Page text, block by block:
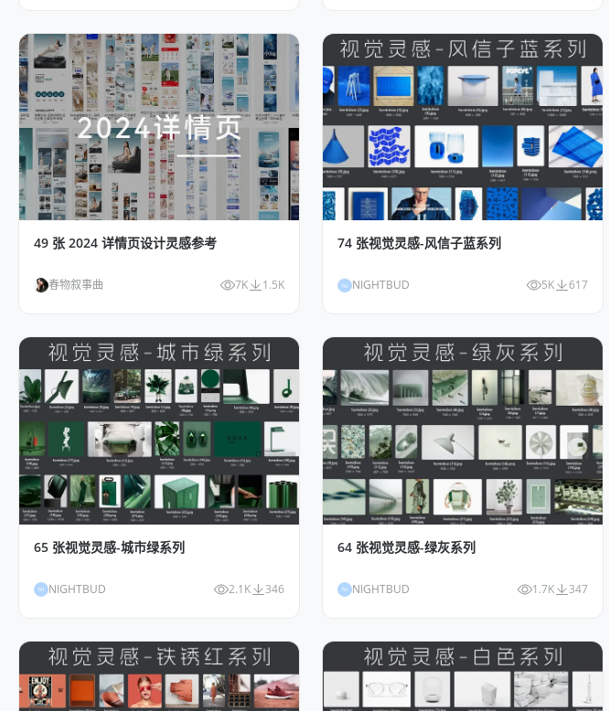
49 张 2024 详情页设计灵感参考
春物叙事曲 7K 1.5K
74 张视觉灵感-风信子蓝系列
NI NIGHTBUD 5K 617
65 张视觉灵感-城市绿系列
NI NIGHTBUD 2.1K 346
64 张视觉灵感-绿灰系列
NI NIGHTBUD 1.7K 347